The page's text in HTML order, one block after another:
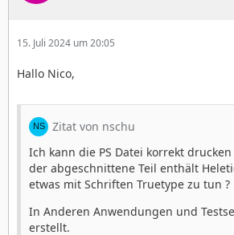
15. Juli 2024 um 20:05
Hallo Nico,
Zitat von nschu
Ich kann die PS Datei korrekt
der abgeschnittene Teil enthält
etwas mit Schriften Truetype zu tun ?
In Anderen Anwendungen und
erstellt.